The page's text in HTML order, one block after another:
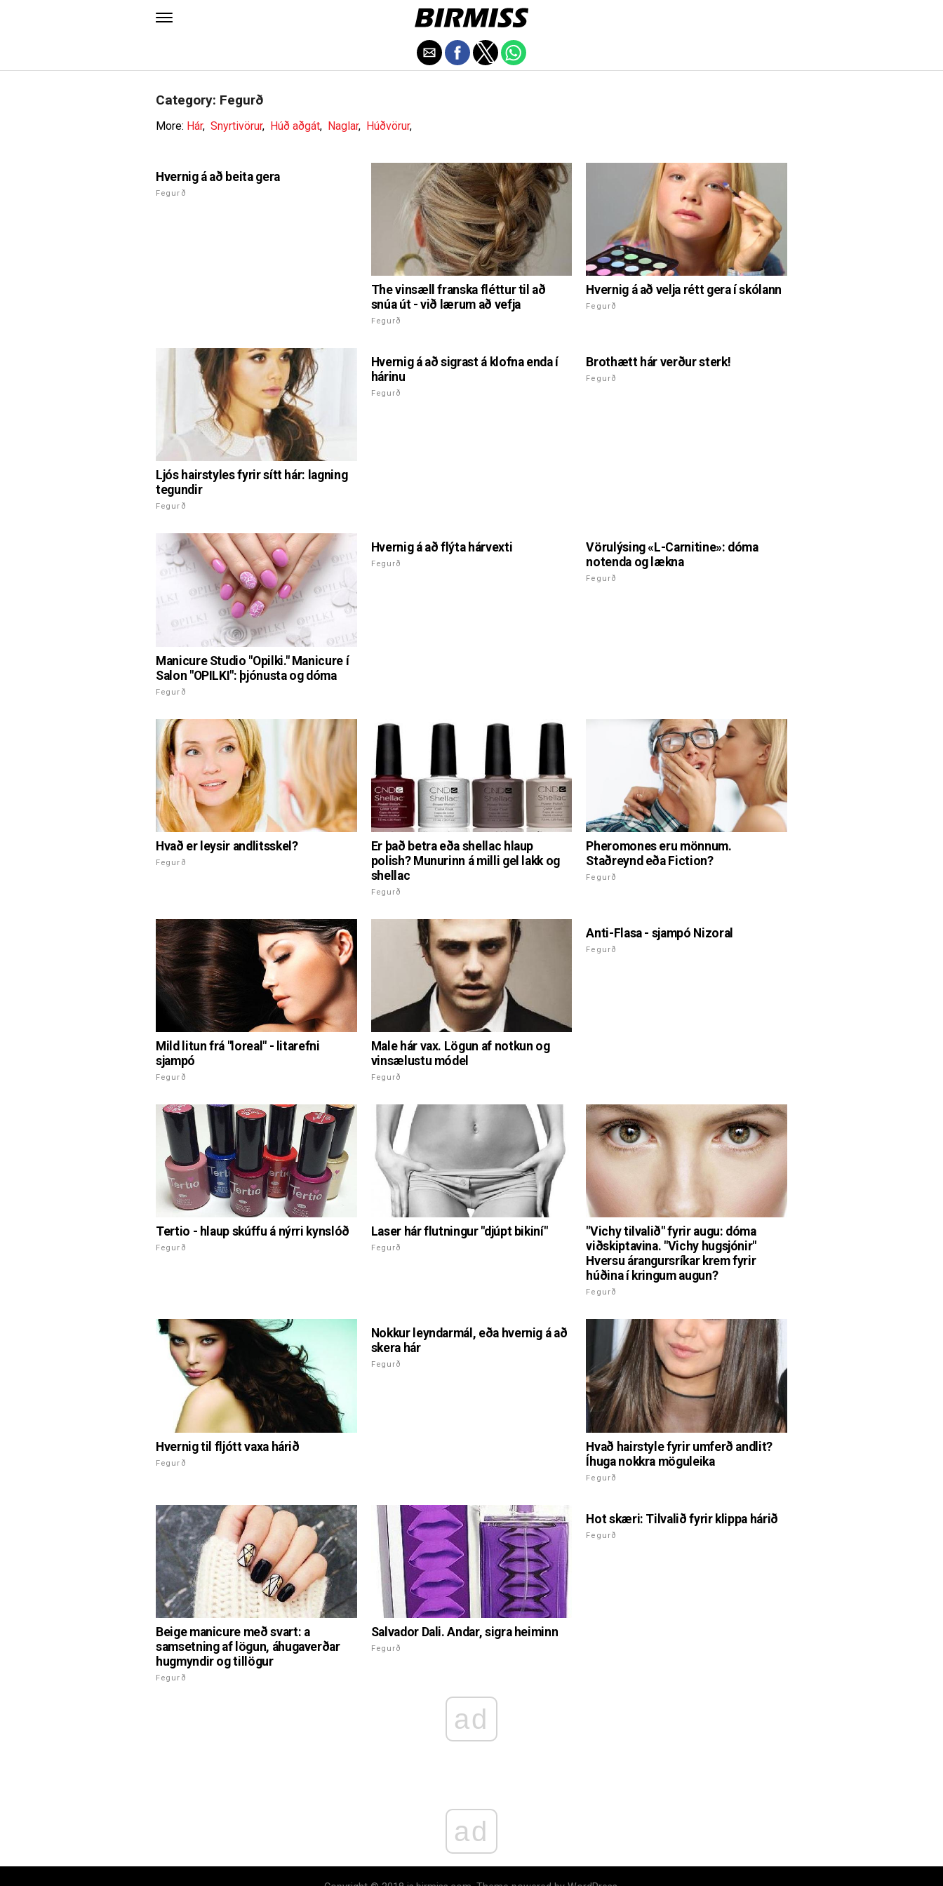
Category: Fegurð
More: Hár, Snyrtivörur, Húð aðgát, Naglar, Húðvörur,
Hvernig á að beita gera
Fegurð
The vinsæll franska fléttur til að
snúa út - við lærum að vefja
Fegurð
Hvernig á að velja rétt gera í skólann
Fegurð
Ljós hairstyles fyrir sítt hár: lagning
tegundir
Fegurð
Hvernig á að sigrast á klofna enda í
hárinu
Fegurð
Brothætt hár verður sterk!
Fegurð
Manicure Studio "Opilki." Manicure í
Salon "OPILKI": þjónusta og dóma
Fegurð
Hvernig á að flýta hárvexti
Fegurð
Vörulýsing «L-Carnitine»: dóma
notenda og lækna
Fegurð
Hvað er leysir andlitsskel?
Fegurð
Er það betra eða shellac hlaup
polish? Munurinn á milli gel lakk og
shellac
Fegurð
Pheromones eru mönnum.
Staðreynd eða Fiction?
Fegurð
Mild litun frá "loreal" - litarefni
sjampó
Fegurð
Male hár vax. Lögun af notkun og
vinsælustu módel
Fegurð
Anti-Flasa - sjampó Nizoral
Fegurð
Tertio - hlaup skúffu á nýrri kynslóð
Fegurð
Laser hár flutningur "djúpt bikiní"
Fegurð
"Vichy tilvalið" fyrir augu: dóma
viðskiptavina. "Vichy hugsjónir"
Hversu árangursríkar krem fyrir
húðina í kringum augun?
Fegurð
Hvernig til fljótt vaxa hárið
Fegurð
Nokkur leyndarmál, eða hvernig á að
skera hár
Fegurð
Hvað hairstyle fyrir umferð andlit?
Íhuga nokkra möguleika
Fegurð
Beige manicure með svart: a
samsetning af lögun, áhugaverðar
hugmyndir og tillögur
Fegurð
Salvador Dali. Andar, sigra heiminn
Fegurð
Hot skæri: Tilvalið fyrir klippa hárið
Fegurð
ad
ad